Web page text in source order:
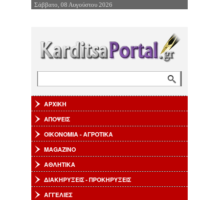
Επιστροφή στην Πλοήγηση
Σάββατο, 08 Αυγούστου 2026
ΑΡΧΙΚΗ
ΑΠΟΨΕΙΣ
ΟΙΚΟΝΟΜΙΑ - ΑΓΡΟΤΙΚΑ
MAGAZINO
ΑΘΛΗΤΙΚΑ
ΔΙΑΚΗΡΥΞΕΙΣ - ΠΡΟΚΗΡΥΞΕΙΣ
ΑΓΓΕΛΙΕΣ